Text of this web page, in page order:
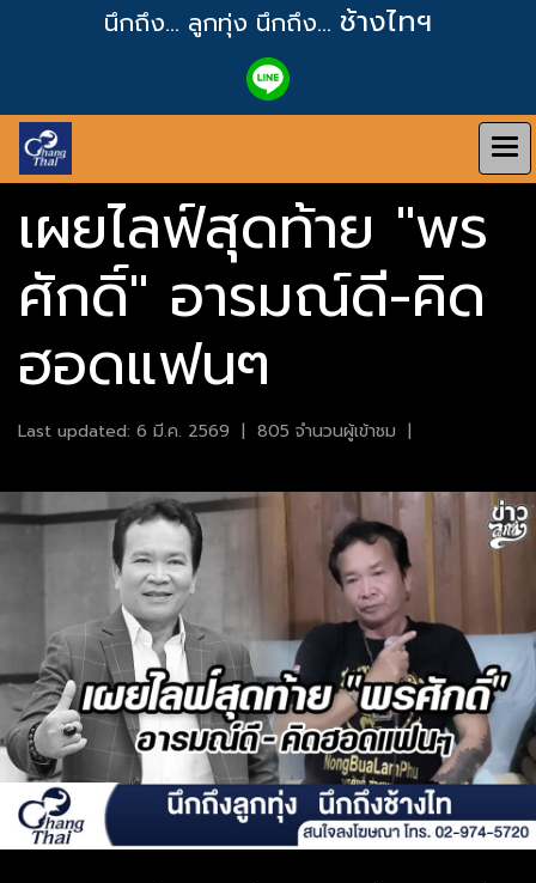
นึกถึง... ลูกทุ่ง นึกถึง... ช้างไทฯ
เผยไลฟ์สุดท้าย "พร
ศักดิ์" อารมณ์ดี-คิด
ฮอดแฟนๆ
Last updated: 6 มี.ค. 2569 | 805 จำนวนผู้เข้าชม |